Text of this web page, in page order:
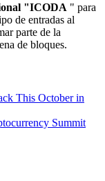
"ICODA " para
de entradas al
parte de la
de bloques.
This October in
Summit